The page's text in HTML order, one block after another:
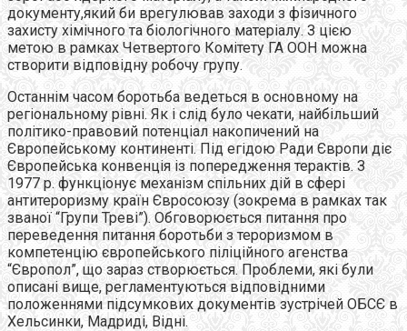
документу,який би врегулював заходи з фізичного
захисту хімічного та біологічного матеріалу. З цією
метою в рамках Четвертого Комітету ГА ООН можна
створити відповідну робочу групу.
Останнім часом боротьба ведеться в основному на
регіональному рівні. Як і слід було чекати, найбільший
політико-правовий потенціал накопичений на
Європейському континенті. Під егідою Ради Європи діє
Європейська конвенція із попередження терактів. З
1977 р. функціонує механізм спільних дій в сфері
антитероризму країн Євросоюзу (зокрема в рамках так
званої “Групи Треві”). Обговорюється питання про
переведення питання боротьби з тероризмом в
компетенцію європейського піліційного агенства
“Європол”, що зараз створюється. Проблеми, які були
описані вище, регламентуються відповідними
положеннями підсумкових документів зустрічей ОБСЄ в
Хельсинки, Мадриді, Відні.